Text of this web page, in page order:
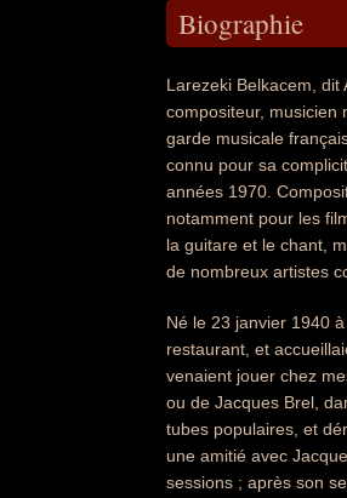
Biographie
Larezeki Belkacem,
compositeur, musicien
garde musicale
connu pour sa
années 1970.
notamment pour les
la guitare et le chant,
de nombreux artistes
Né le 23 janvier 1940
restaurant, et
venaient jouer chez
ou de Jacques Brel,
tubes populaires, et
une amitié avec
sessions ; après son